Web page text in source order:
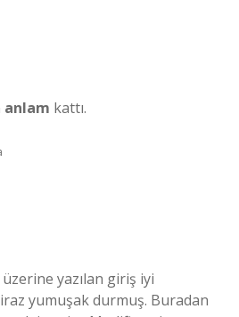
anlam kattı.
yazılan giriş iyi
yumuşak durmuş. Buradan